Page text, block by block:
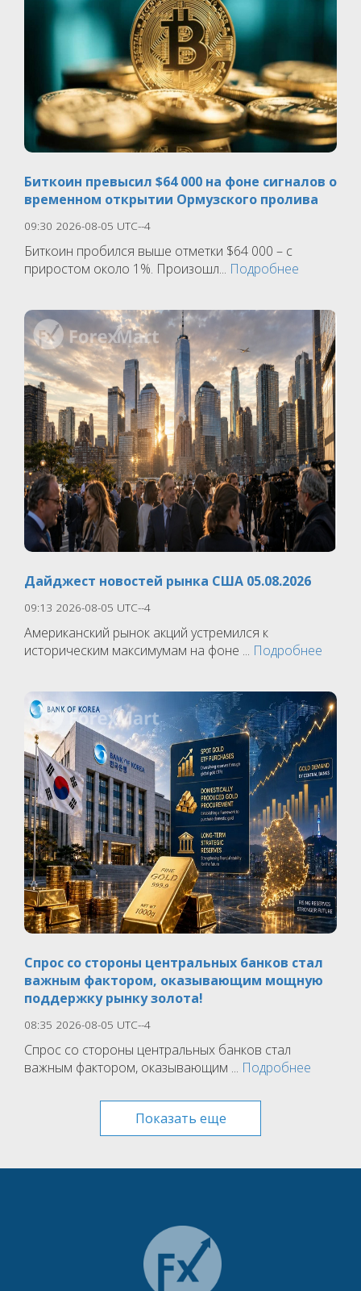
Биткоин превысил $64 000 на фоне сигналов о
временном открытии Ормузского пролива
09:30 2026-08-05 UTC--4
Биткоин пробился выше отметки $64 000 – с
приростом около 1%. Произошл... Подробнее
Дайджест новостей рынка США 05.08.2026
09:13 2026-08-05 UTC--4
Американский рынок акций устремился к
историческим максимумам на фоне ... Подробнее
Спрос со стороны центральных банков стал
важным фактором, оказывающим мощную
поддержку рынку золота!
08:35 2026-08-05 UTC--4
Спрос со стороны центральных банков стал
важным фактором, оказывающим ... Подробнее
Показать еще